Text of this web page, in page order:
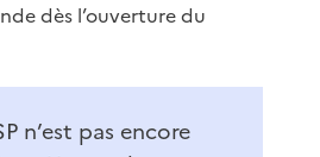
dès l’ouverture du
n’est pas encore